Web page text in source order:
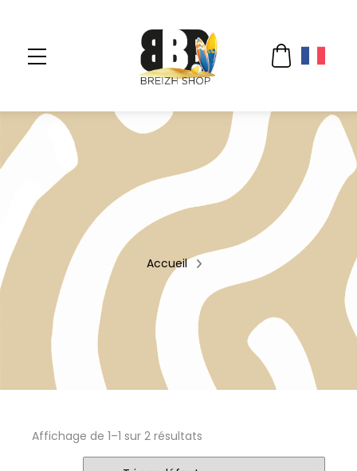
Accueil
Affichage de 1–1 sur 2 résultats